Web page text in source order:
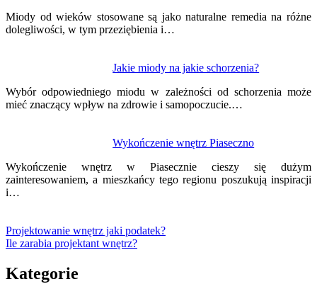
Miody od wieków stosowane są jako naturalne remedia na różne
dolegliwości, w tym przeziębienia i…
Jakie miody na jakie schorzenia?
Wybór odpowiedniego miodu w zależności od schorzenia może
mieć znaczący wpływ na zdrowie i samopoczucie.…
Wykończenie wnętrz Piaseczno
Wykończenie wnętrz w Piasecznie cieszy się dużym
zainteresowaniem, a mieszkańcy tego regionu poszukują inspiracji
i…
Projektowanie wnętrz jaki podatek?
Ile zarabia projektant wnętrz?
Kategorie